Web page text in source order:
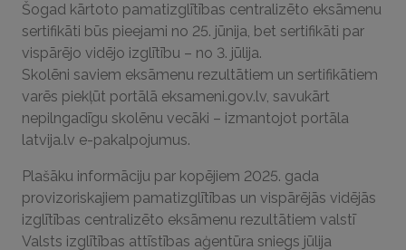
Šogad kārtoto pamatizglītības centralizēto eksāmenu
sertifikāti būs pieejami no 25. jūnija, bet sertifikāti par
vispārējo vidējo izglītību – no 3. jūlija.
Skolēni saviem eksāmenu rezultātiem un sertifikātiem
varēs piekļūt portālā eksameni.gov.lv, savukārt
nepilngadīgu skolēnu vecāki – izmantojot portāla
latvija.lv e-pakalpojumus.
Plašāku informāciju par kopējiem 2025. gada
provizoriskajiem pamatizglītības un vispārējās vidējās
izglītības centralizēto eksāmenu rezultātiem valstī
Valsts izglītības attīstības aģentūra sniegs jūlija